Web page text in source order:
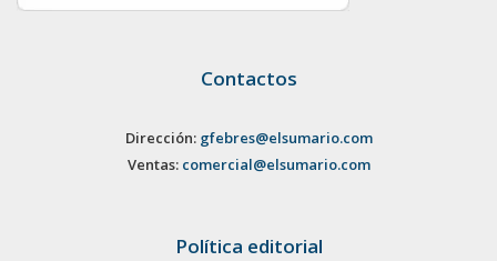
Contactos
Dirección: gfebres@elsumario.com
Ventas: comercial@elsumario.com
Política editorial